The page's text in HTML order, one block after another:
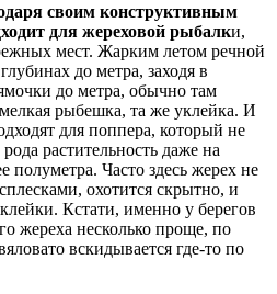
своим конструктивным
для жереховой рыбалки,
мест. Жарким летом речной
до метра, заходя в
до метра, обычно там
рыбешка, та же уклейка. И
для поппера, который не
растительность даже на
полуметра. Часто здесь жерех не
охотится скрытно, и
Кстати, именно у берегов
жереха несколько проще, по
вскидывается где-то по